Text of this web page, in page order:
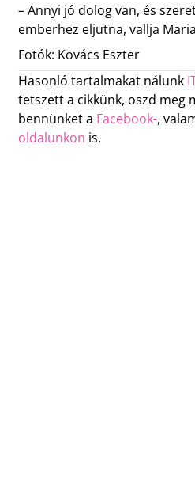
– Annyi jó dolog van, és
emberhez eljutna, vallja
Fotók: Kovács Eszter
Hasonló tartalmakat nálunk
tetszett a cikkünk, oszd meg
bennünket a Facebook-,
oldalunkon is.